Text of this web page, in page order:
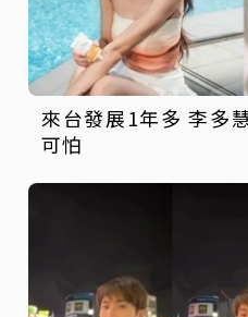
來台發展1年多 李多慧認台灣這件事比韓國
可怕